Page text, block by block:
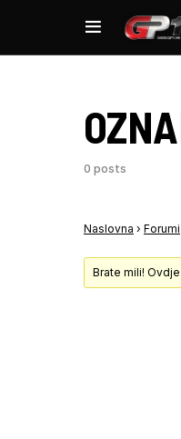
0 posts
Naslovna › Forumi
Brate mili!